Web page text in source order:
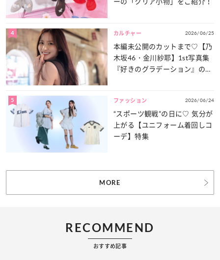
4 カルチャー 2026/06/25
本編未公開のカットまで♡【乃
木坂46・金川紗耶】1st写真集
『好きのグラデーション』の魅
5 ファッション 2026/06/24
“スポーツ観戦”の日に♡ 気分が
上がる【ユニフォーム着回しコ
ーデ】特集
MORE
RECOMMEND
おすすめ記事